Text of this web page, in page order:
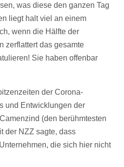
was diese den ganzen Tag
liegt halt viel an einem
wenn die Hälfte der
zerflattert das gesamte
Sie haben offenbar
der Corona-
und Entwicklungen der
(den berühmtesten
der NZZ sagte, dass
die sich hier nicht